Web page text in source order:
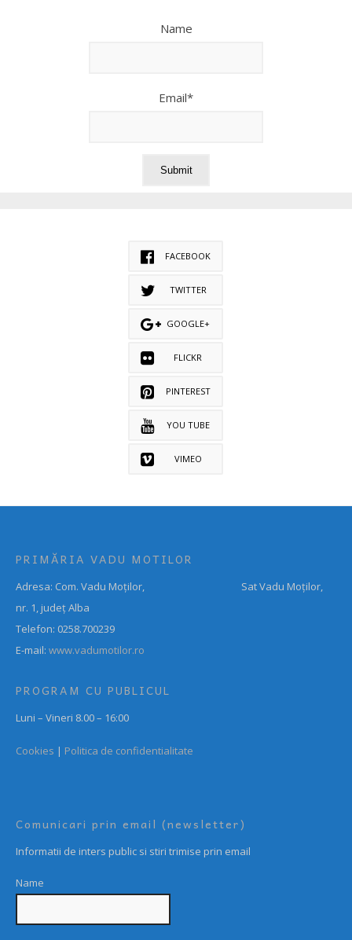
Name
Email*
FACEBOOK
TWITTER
GOOGLE+
FLICKR
PINTEREST
YOU TUBE
VIMEO
PRIMĂRIA VADU MOTILOR
Adresa: Com. Vadu Moților, Sat Vadu Moților,
nr. 1, județ Alba
Telefon: 0258.700239
E-mail: www.vadumotilor.ro
PROGRAM CU PUBLICUL
Luni – Vineri 8.00 – 16:00
Cookies | Politica de confidentialitate
Comunicari prin email (newsletter)
Informatii de inters public si stiri trimise prin email
Name